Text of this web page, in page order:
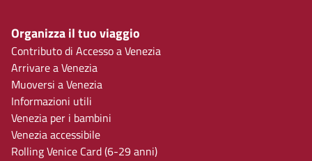
Organizza il tuo viaggio
Contributo di Accesso a Venezia
Arrivare a Venezia
Muoversi a Venezia
Informazioni utili
Venezia per i bambini
Venezia accessibile
Rolling Venice Card (6-29 anni)